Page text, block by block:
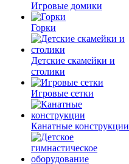
Игровые домики
Горки
Детские скамейки и
столики
Игровые сетки
Канатные конструкции